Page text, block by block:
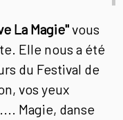
La Magie"vous
Elle nous a été
du Festival de
vos yeux
Magie, danse